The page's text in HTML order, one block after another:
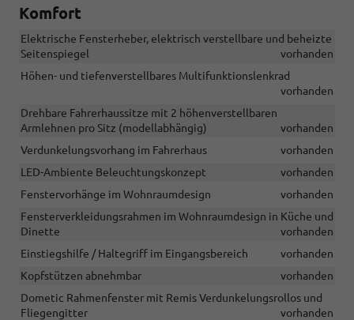
Komfort
Elektrische Fensterheber, elektrisch verstellbare und beheizte
Seitenspiegel
vorhanden
Höhen- und tiefenverstellbares Multifunktionslenkrad
vorhanden
Drehbare Fahrerhaussitze mit 2 höhenverstellbaren
Armlehnen pro Sitz (modellabhängig)
vorhanden
Verdunkelungsvorhang im Fahrerhaus
vorhanden
LED-Ambiente Beleuchtungskonzept
vorhanden
Fenstervorhänge im Wohnraumdesign
vorhanden
Fensterverkleidungsrahmen im Wohnraumdesign in Küche und
Dinette
vorhanden
Einstiegshilfe / Haltegriff im Eingangsbereich
vorhanden
Kopfstützen abnehmbar
vorhanden
Dometic Rahmenfenster mit Remis Verdunkelungsrollos und
Fliegengitter
vorhanden